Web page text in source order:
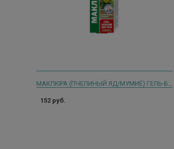
МАКЛЮРА (ПЧЕЛИНЫЙ ЯД/МУМИЁ) ГЕЛЬ-БАЛЬЗАМ Д/ТЕЛА 125 МЛ
152 руб.